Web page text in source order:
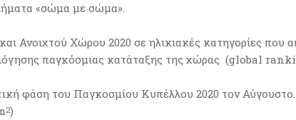
«σώμα με σώμα».
Ανοιχτού Χώρου 2020 σε ηλικιακές κατηγορίες που
παγκόσμιας κατάταξης της χώρας (global
φάση του Παγκοσμίου Κυπέλλου 2020 τον Αύγουστο.
2)